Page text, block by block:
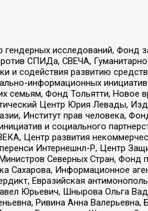
гендерных исследований, Фонд
СПИДа, СВЕЧА,
и содействия развитию
информационных
семьям, Фонд Тольятти, Новое
Центр Юрия Левады,
Институт прав человека,
и социального
Центр развития
Интернешнл-Р, Центр
Северных Стран, Фонд
Сахарова, Информационное
Евразийская
Юрьевич, Шнырова Ольга
Ривина Анна Валерьевна,